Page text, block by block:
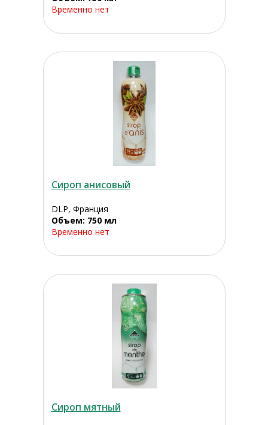
Временно нет
Сироп анисовый
DLP, Франция
Объем: 750 мл
Временно нет
Сироп мятный